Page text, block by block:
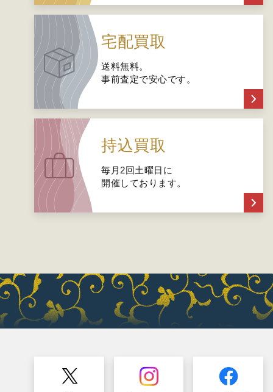
宅配買取
送料無料。
事前査定で安心です。
持込買取
毎月2回土曜日に
開催しております。